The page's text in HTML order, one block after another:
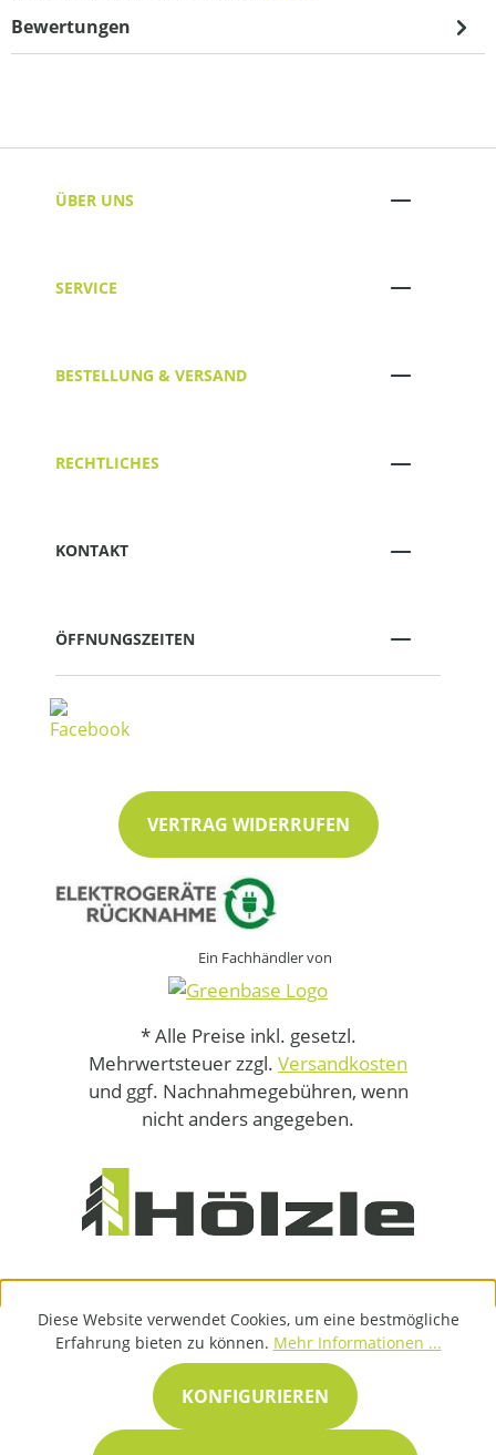
Bewertungen
ÜBER UNS
SERVICE
BESTELLUNG & VERSAND
RECHTLICHES
KONTAKT
ÖFFNUNGSZEITEN
VERTRAG WIDERRUFEN
Ein Fachhändler von
* Alle Preise inkl. gesetzl.
Mehrwertsteuer zzgl. Versandkosten
und ggf. Nachnahmegebühren, wenn
nicht anders angegeben.
Diese Website verwendet Cookies, um eine bestmögliche
Erfahrung bieten zu können. Mehr Informationen ...
KONFIGURIEREN